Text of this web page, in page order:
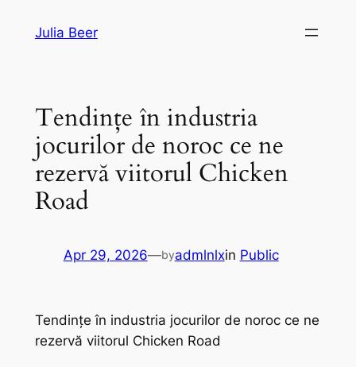
Julia Beer
Tendințe în industria
jocurilor de noroc ce ne
rezervă viitorul Chicken
Road
Apr 29, 2026—byadmlnlxin Public
Tendințe în industria jocurilor de noroc ce ne
rezervă viitorul Chicken Road